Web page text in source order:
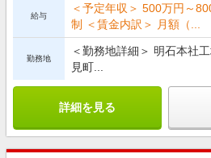
給与
＜予定年収＞ 500万円～
制 ＜賃金内訳＞ 月額（...
勤務地
＜勤務地詳細＞ 明石本社
見町...
詳細を見る